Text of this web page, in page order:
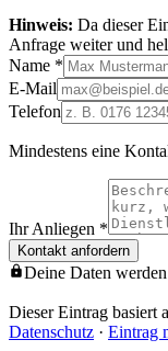
Hinweis: Da dieser
Anfrage weiter und
Name *
E-Mail
Telefon
Mindestens eine
Ihr Anliegen *
Kontakt anfordern
Deine Daten
Dieser Eintrag basiert
Datenschutz · Eintrag